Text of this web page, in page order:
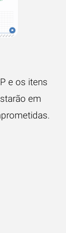
e os itens
em